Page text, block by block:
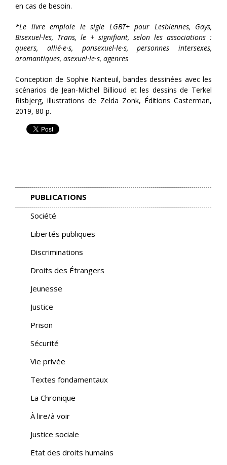
en cas de besoin.
*Le livre emploie le sigle LGBT+ pour Lesbiennes, Gays,
Bisexuel·les, Trans, le + signifiant, selon les associations :
queers, allié·e·s, pansexuel·le·s, personnes intersexes,
aromantiques, asexuel·le·s, agenres
Conception de Sophie Nanteuil, bandes dessinées avec les
scénarios de Jean-Michel Billioud et les dessins de Terkel
Risbjerg, illustrations de Zelda Zonk, Éditions Casterman,
2019, 80 p.
PUBLICATIONS
Société
Libertés publiques
Discriminations
Droits des Étrangers
Jeunesse
Justice
Prison
Sécurité
Vie privée
Textes fondamentaux
La Chronique
À lire/à voir
Justice sociale
Etat des droits humains